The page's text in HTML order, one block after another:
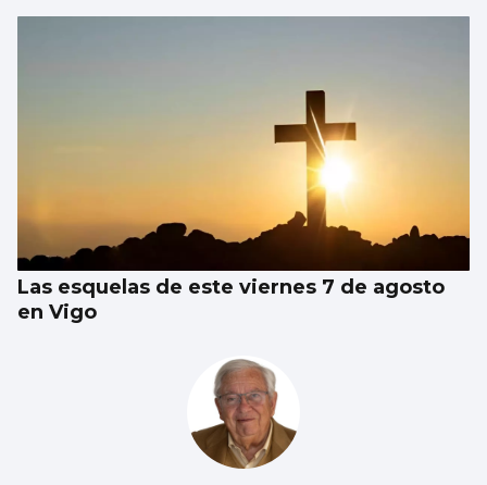
ArteAldea convierte Covelo en escenario
Las esquelas de este viernes 7 de agosto
en Vigo